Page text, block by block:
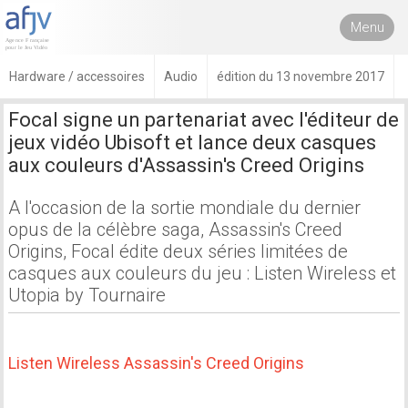
Menu
Hardware / accessoires Audio édition du 13 novembre 2017
Focal signe un partenariat avec l'éditeur de
jeux vidéo Ubisoft et lance deux casques
aux couleurs d'Assassin's Creed Origins
A l'occasion de la sortie mondiale du dernier
opus de la célèbre saga, Assassin's Creed
Origins, Focal édite deux séries limitées de
casques aux couleurs du jeu : Listen Wireless et
Utopia by Tournaire
Listen Wireless Assassin's Creed Origins